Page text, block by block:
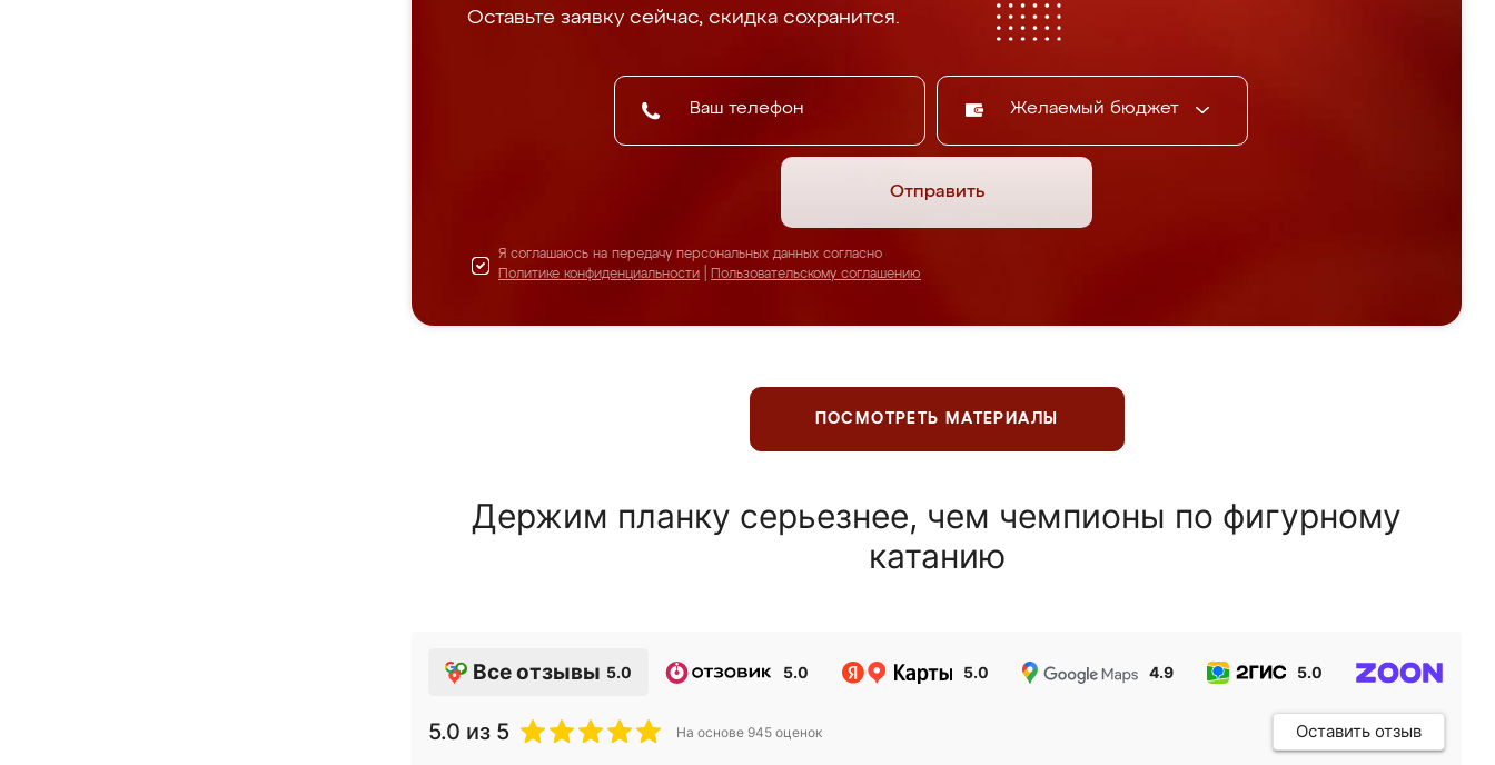
Оставьте заявку сейчас, скидка сохранится.
Желаемый бюджет
Отправить
Я соглашаюсь на передачу персональных данных согласно
Политике конфиденциальности
Пользовательскому соглашению
ПОСМОТРЕТЬ МАТЕРИАЛЫ
Держим планку серьезнее, чем чемпионы по фигурному
катанию
Все отзывы 5.0 5.0 5.0 4.9 5.0
5.0 из 5 На основе 945 оценок Оставить отзыв